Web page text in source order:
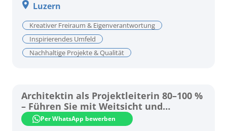
Luzern
Kreativer Freiraum & Eigenverantwortung
Inspirierendes Umfeld
Nachhaltige Projekte & Qualität
Architektin als Projektleiterin 80–100 %
– Führen Sie mit Weitsicht und
architektonischer Leidenschaft!
Per WhatsApp bewerben